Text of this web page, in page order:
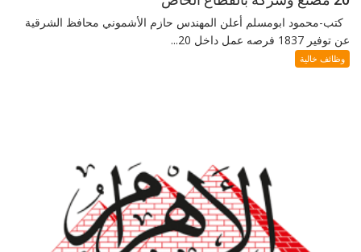
كتب-محمود ابومسلم أعلن المهندس حازم الأشموني محافظ الشرقية
عن توفير 1837 فرصه عمل داخل 20...
وظائف خالية